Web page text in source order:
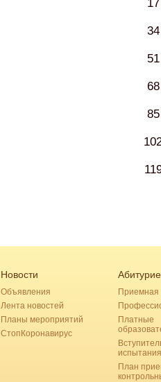
17
34
51
68
85
Новости
Объявления
Лента новостей
Планы мероприятий
СтопКоронавирус
Приемная
Платные
испытания
План